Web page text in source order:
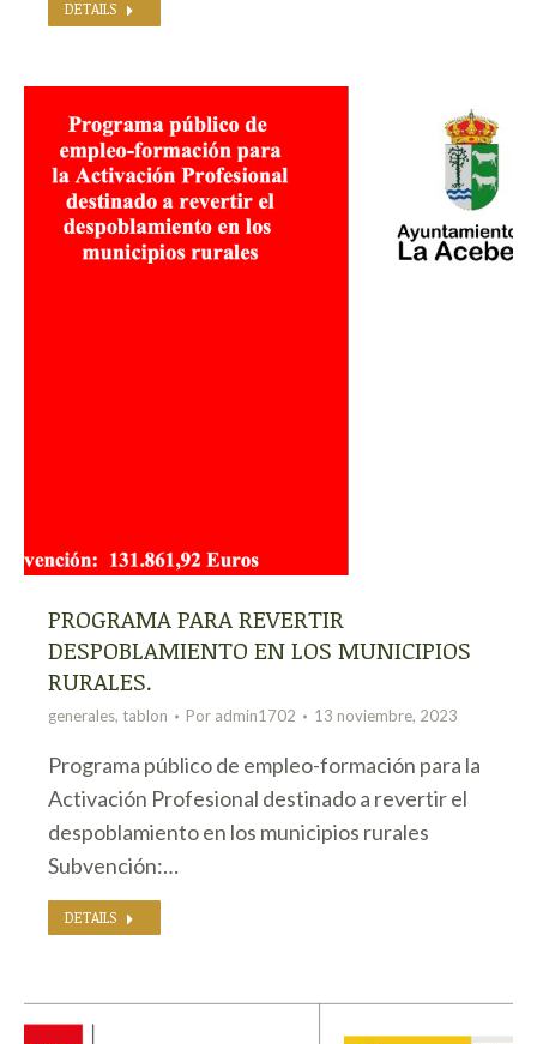
DETAILS
PROGRAMA PARA REVERTIR
DESPOBLAMIENTO EN LOS MUNICIPIOS
RURALES.
generales, tablon Por admin1702 13 noviembre, 2023
Programa público de empleo-formación para la
Activación Profesional destinado a revertir el
despoblamiento en los municipios rurales
Subvención:…
DETAILS